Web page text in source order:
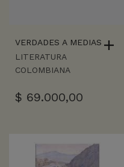
VERDADES A MEDIAS
LITERATURA
COLOMBIANA
$ 69.000,00